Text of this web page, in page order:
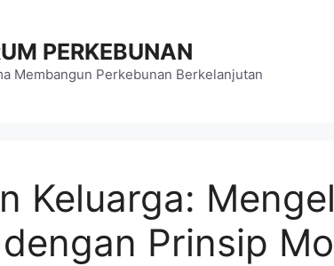
PERKEBUNAN
Membangun Perkebunan Berkelanjutan
Keluarga:
Prinsip